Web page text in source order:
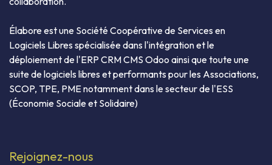
Élabore est une Société Coopérative de Services en
Logiciels Libres spécialisée dans l'intégration et le
déploiement de l'ERP CRM CMS Odoo ainsi que toute une
suite de logiciels libres et performants pour les Associations,
SCOP, TPE, PME notamment dans le secteur de l'ESS
(Économie Sociale et Solidaire)
Rejoignez-nous